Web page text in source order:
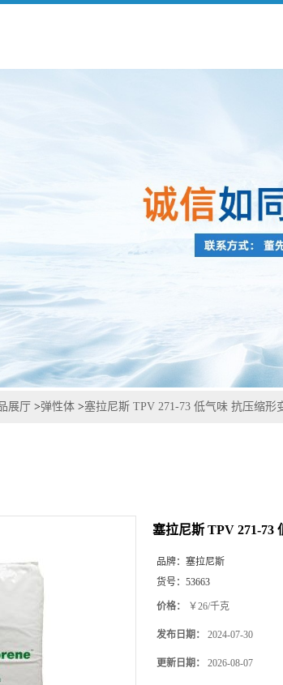
展厅 >弹性体 >塞拉尼斯 TPV 271-73 低气味 抗压缩形
塞拉尼斯 TPV 271-73
品牌： 塞拉尼斯
货号： 53663
价格： ￥26/千克
发布日期： 2024-07-30
更新日期： 2026-08-07